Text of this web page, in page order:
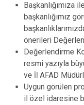
Başkanlığımıza
başkanlığımız
önerileri
Değerlendirme
resmi yazıyla
ve İl AFAD
Uygun görülen
il özel idaresine